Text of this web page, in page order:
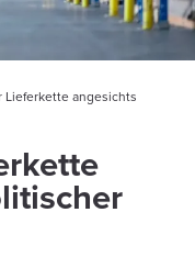
Lieferkette angesichts